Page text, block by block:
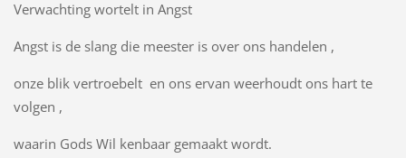
Verwachting wortelt in Angst
Angst is de slang die meester is over ons handelen ,
onze blik vertroebelt en ons ervan weerhoudt ons hart te
volgen ,
waarin Gods Wil kenbaar gemaakt wordt.